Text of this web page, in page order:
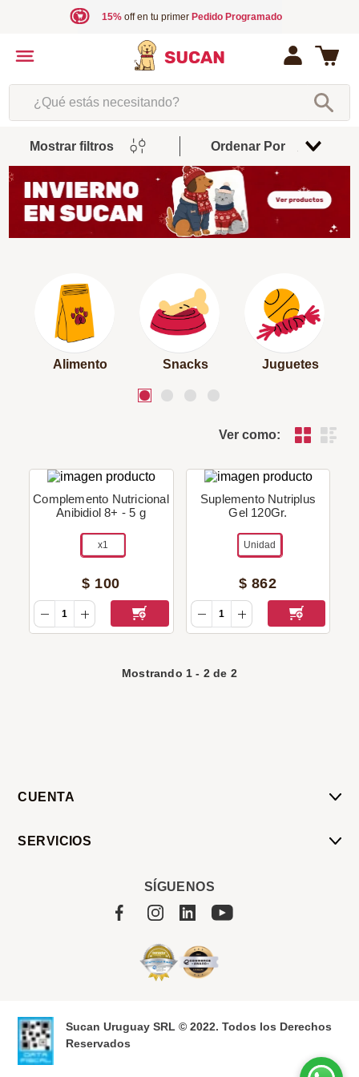
15%off en tu primer Pedido Programado
¿Qué estás necesitando?
Mostrar filtros Ordenar Por
Relevancia
Alimento Snacks Juguetes
Ver como:
Complemento Nutricional
Anibidiol 8+ - 5 g
x1
$ 100
Suplemento Nutriplus
Gel 120Gr.
Unidad
$ 862
Mostrando 1 - 2 de 2
CUENTA
SERVICIOS
SÍGUENOS
Sucan Uruguay SRL © 2022. Todos los Derechos
Reservados